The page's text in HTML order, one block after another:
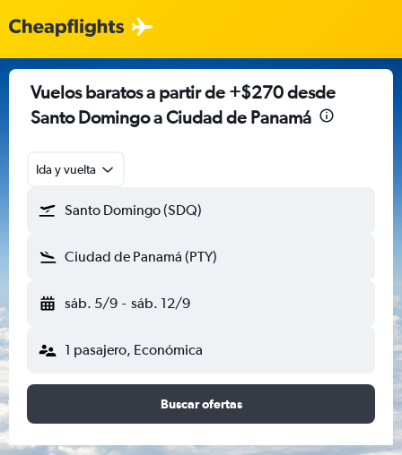
Vuelos baratos a partir de +$270 desde
Santo Domingo a Ciudad de Panamá
Ida y vuelta
Santo Domingo (SDQ)
Ciudad de Panamá (PTY)
sáb. 5/9 - sáb. 12/9
1 pasajero, Económica
Buscar ofertas